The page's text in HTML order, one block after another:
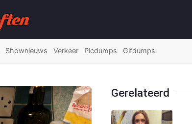
Shownieuws Verkeer Picdumps Gifdumps
Gerelateerd